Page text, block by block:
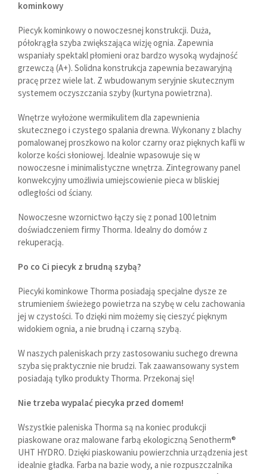
kominkowy
Piecyk kominkowy o nowoczesnej konstrukcji. Duża,
półokrągła szyba zwiększająca wizję ognia. Zapewnia
wspaniały spektakl płomieni oraz bardzo wysoką wydajność
grzewczą (A+). Solidna konstrukcja zapewnia bezawaryjną
pracę przez wiele lat. Z wbudowanym seryjnie skutecznym
systemem oczyszczania szyby (kurtyna powietrzna).
Wnętrze wyłożone wermikulitem dla zapewnienia
skutecznego i czystego spalania drewna. Wykonany z blachy
pomalowanej proszkowo na kolor czarny oraz pięknych kafli w
kolorze kości słoniowej. Idealnie wpasowuje się w
nowoczesne i minimalistyczne wnętrza. Zintegrowany panel
konwekcyjny umożliwia umiejscowienie pieca w bliskiej
odległości od ściany.
Nowoczesne wzornictwo łączy się z ponad 100 letnim
doświadczeniem firmy Thorma. Idealny do domów z
rekuperacją.
Po co Ci piecyk z brudną szybą?
Piecyki kominkowe Thorma posiadają specjalne dysze ze
strumieniem świeżego powietrza na szybę w celu zachowania
jej w czystości. To dzięki nim możemy się cieszyć pięknym
widokiem ognia, a nie brudną i czarną szybą.
W naszych paleniskach przy zastosowaniu suchego drewna
szyba się praktycznie nie brudzi. Tak zaawansowany system
posiadają tylko produkty Thorma. Przekonaj się!
Nie trzeba wypalać piecyka przed domem!
Wszystkie paleniska Thorma są na koniec produkcji
piaskowane oraz malowane farbą ekologiczną Senotherm®
UHT HYDRO. Dzięki piaskowaniu powierzchnia urządzenia jest
idealnie gładka. Farba na bazie wody, a nie rozpuszczalnika